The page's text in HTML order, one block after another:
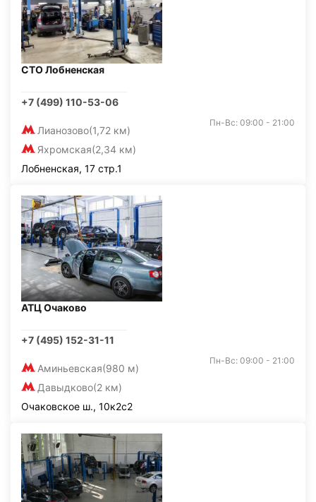
СТО Лобненская
+7 (499) 110-53-06
Лианозово(1,72 км)
Яхромская(2,34 км)
Пн-Вс: 09:00 - 21:00
Лобненская, 17 стр.1
АТЦ Очаково
+7 (495) 152-31-11
Аминьевская(980 м)
Давыдково(2 км)
Пн-Вс: 09:00 - 21:00
Очаковское ш., 10к2с2